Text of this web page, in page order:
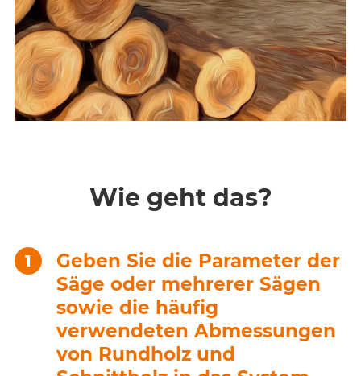
Wie geht das?
Geben Sie die Parameter der
Säge oder mehrerer Sägen
sowie die häufig
verwendeten Abmessungen
von Rundholz und